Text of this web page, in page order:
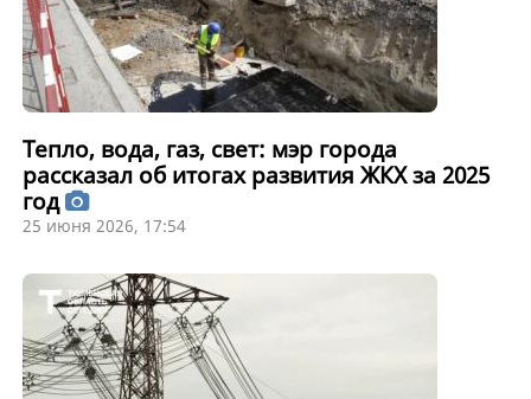
Тепло, вода, газ, свет: мэр города
рассказал об итогах развития ЖКХ за 2025
год
25 июня 2026, 17:54